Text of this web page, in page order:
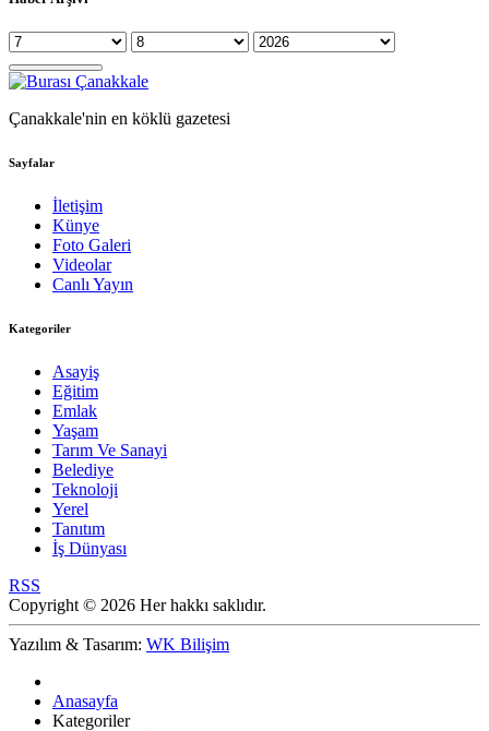
Çanakkale'nin en köklü gazetesi
Sayfalar
İletişim
Künye
Foto Galeri
Videolar
Canlı Yayın
Kategoriler
Asayiş
Eğitim
Emlak
Yaşam
Tarım Ve Sanayi
Belediye
Teknoloji
Yerel
Tanıtım
İş Dünyası
RSS
Copyright © 2026 Her hakkı saklıdır.
Yazılım & Tasarım: WK Bilişim
Anasayfa
Kategoriler